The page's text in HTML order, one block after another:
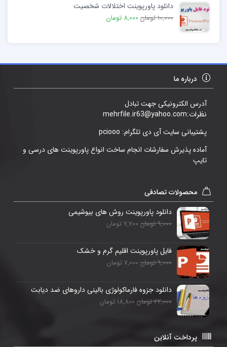
دانلود پاورپوینت اختلالات شخصیت
10,000 تومان 8,000 تومان
درباره ما
آدرس الکترونیکی جهت تبادل
نظرات:mehrfile.ir63@yahoo.com
پشتیبانی سایت آی دی تلگرام: pciooo
آماده پذیرش سفارشات انجام ساخت انواع پاورپوینت های درسی و
تایپ
محصولات تصادفی
دانلود پاورپوینت روش های بیوشیمی
9,000 تومان 7,700 تومان
فایل پاورپوینت اقلیم گرم و خشک
9,000 تومان 7,000 تومان
دانلود جزوه فارماکولوژی بالینی داروهای ضد دیابت
22,000 تومان 18,800 تومان
پرداخت آنلاین